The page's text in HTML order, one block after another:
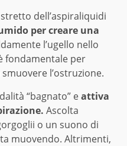
dell’aspiraliquidi
per creare una
l’ugello nello
fondamentale per
l’ostruzione.
“bagnato” eattiva
Ascolta
o un suono di
muovendo. Altrimenti,